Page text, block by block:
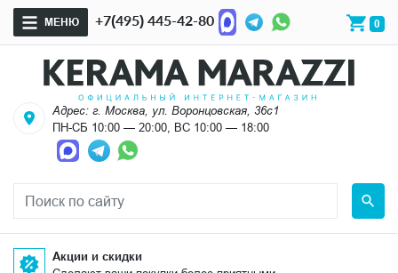
МЕНЮ +7(495) 445-42-80 0
Адрес: г. Москва, ул. Воронцовская, 36с1
ПН-СБ 10:00 — 20:00, ВС 10:00 — 18:00
Акции и скидки